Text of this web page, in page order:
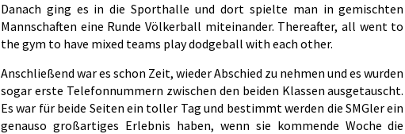
Danach ging es in die Sporthalle und dort spielte man in gemischten
Mannschaften eine Runde Völkerball miteinander. Thereafter, all went to
the gym to have mixed teams play dodgeball with each other.
Anschließend war es schon Zeit, wieder Abschied zu nehmen und es wurden
sogar erste Telefonnummern zwischen den beiden Klassen ausgetauscht.
Es war für beide Seiten ein toller Tag und bestimmt werden die SMGler ein
genauso großartiges Erlebnis haben, wenn sie kommende Woche die